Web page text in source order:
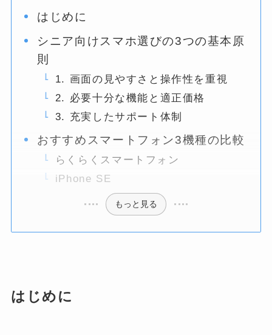
はじめに
シニア向けスマホ選びの3つの基本原
則
1. 画面の見やすさと操作性を重視
2. 必要十分な機能と適正価格
3. 充実したサポート体制
おすすめスマートフォン3機種の比較
らくらくスマートフォン
iPhone SE
もっと見る
はじめに